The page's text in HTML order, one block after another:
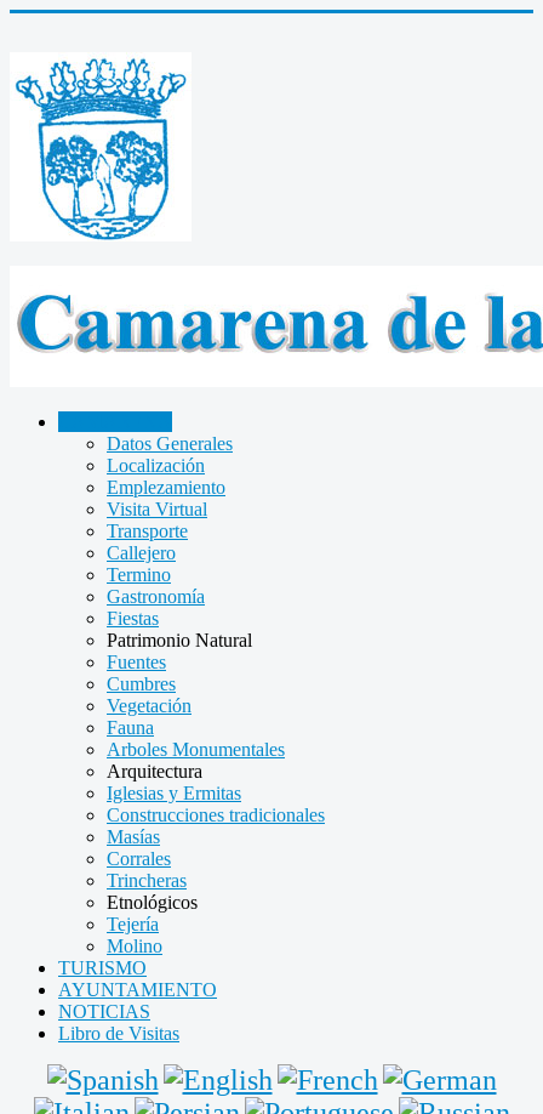
Datos Generales
Localización
Emplezamiento
Visita Virtual
Transporte
Callejero
Termino
Gastronomía
Fiestas
Patrimonio Natural
Fuentes
Cumbres
Vegetación
Fauna
Arboles Monumentales
Arquitectura
Iglesias y Ermitas
Construcciones tradicionales
Masías
Corrales
Trincheras
Etnológicos
Tejería
Molino
TURISMO
AYUNTAMIENTO
NOTICIAS
Libro de Visitas